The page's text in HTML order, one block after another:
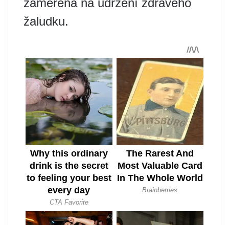
zaměřená na udržení zdravého
žaludku.